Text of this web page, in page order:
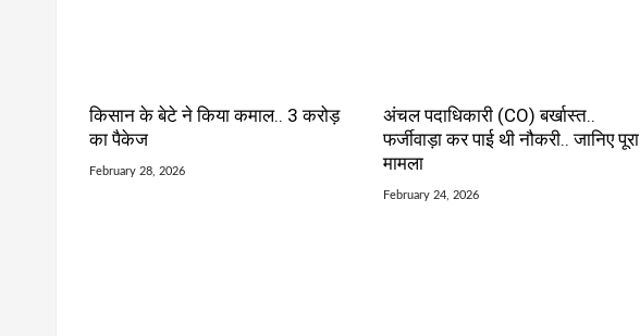
किसान के बेटे ने किया कमाल.. 3 करोड़
का पैकेज
February 28, 2026
अंचल पदाधिकारी (CO) बर्खास्त..
फर्जीवाड़ा कर पाई थी नौकरी.. जानिए पूरा
मामला
February 24, 2026